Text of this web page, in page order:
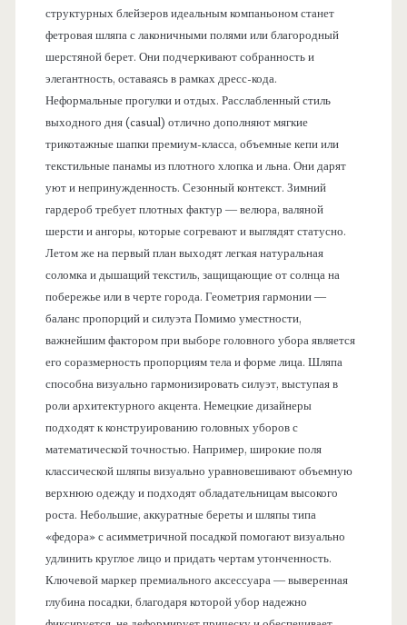
структурных блейзеров идеальным компаньоном станет
фетровая шляпа с лаконичными полями или благородный
шерстяной берет. Они подчеркивают собранность и
элегантность, оставаясь в рамках дресс-кода.
Неформальные прогулки и отдых. Расслабленный стиль
выходного дня (casual) отлично дополняют мягкие
трикотажные шапки премиум-класса, объемные кепи или
текстильные панамы из плотного хлопка и льна. Они дарят
уют и непринужденность. Сезонный контекст. Зимний
гардероб требует плотных фактур — велюра, валяной
шерсти и ангоры, которые согревают и выглядят статусно.
Летом же на первый план выходят легкая натуральная
соломка и дышащий текстиль, защищающие от солнца на
побережье или в черте города. Геометрия гармонии —
баланс пропорций и силуэта Помимо уместности,
важнейшим фактором при выборе головного убора является
его соразмерность пропорциям тела и форме лица. Шляпа
способна визуально гармонизировать силуэт, выступая в
роли архитектурного акцента. Немецкие дизайнеры
подходят к конструированию головных уборов с
математической точностью. Например, широкие поля
классической шляпы визуально уравновешивают объемную
верхнюю одежду и подходят обладательницам высокого
роста. Небольшие, аккуратные береты и шляпы типа
«федора» с асимметричной посадкой помогают визуально
удлинить круглое лицо и придать чертам утонченность.
Ключевой маркер премиального аксессуара — выверенная
глубина посадки, благодаря которой убор надежно